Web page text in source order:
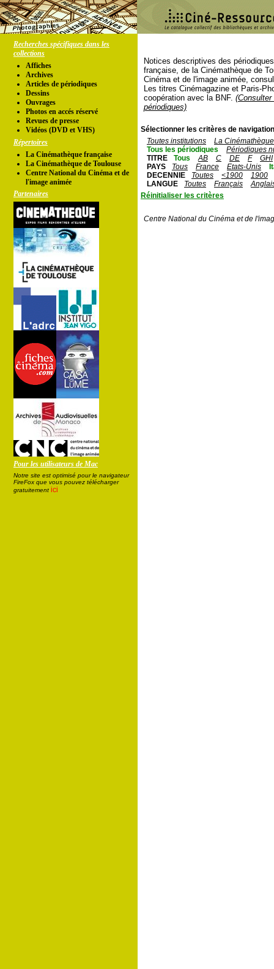
Recherches spécifiques dans les
collections
Affiches
Archives
Articles de périodiques
Dessins
Ouvrages
Photos en accés réservé
Revues de presse
Vidéos (DVD et VHS)
Répertoires
La Cinémathèque française
La Cinémathèque de Toulouse
Centre National du Cinéma et de
l'image animée
Partenaires
Pour les utilisateurs de Mac
Notre site est optimisé pour le navigateur
FireFox que vous pouvez télécharger
gratuitement ici
Notices descriptives des
française, de la Cinémathèque de
Cinéma et de l'image animée,
Les titres Cinémagazine et Paris-
coopération avec la BNF.
périodiques)
Sélectionner les critères de
Toutes institutions
La
Tous les périodiques
Périodiques
TITRE
Tous AB C DE F
GHI
PAYS
Tous France Etats-Unis
DECENNIE
Toutes <1900
1900
LANGUE
Toutes Français
Réinitialiser les critères
Centre National du Cinéma et de